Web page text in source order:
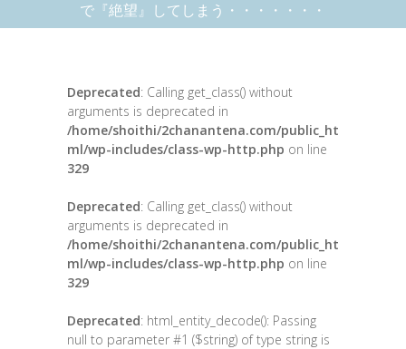
で『絶望』してしまう・・・・・・・
Deprecated: Calling get_class() without
arguments is deprecated in
/home/shoithi/2chanantena.com/public_ht
ml/wp-includes/class-wp-http.php on line
329
Deprecated: Calling get_class() without
arguments is deprecated in
/home/shoithi/2chanantena.com/public_ht
ml/wp-includes/class-wp-http.php on line
329
Deprecated: html_entity_decode(): Passing
null to parameter #1 ($string) of type string is